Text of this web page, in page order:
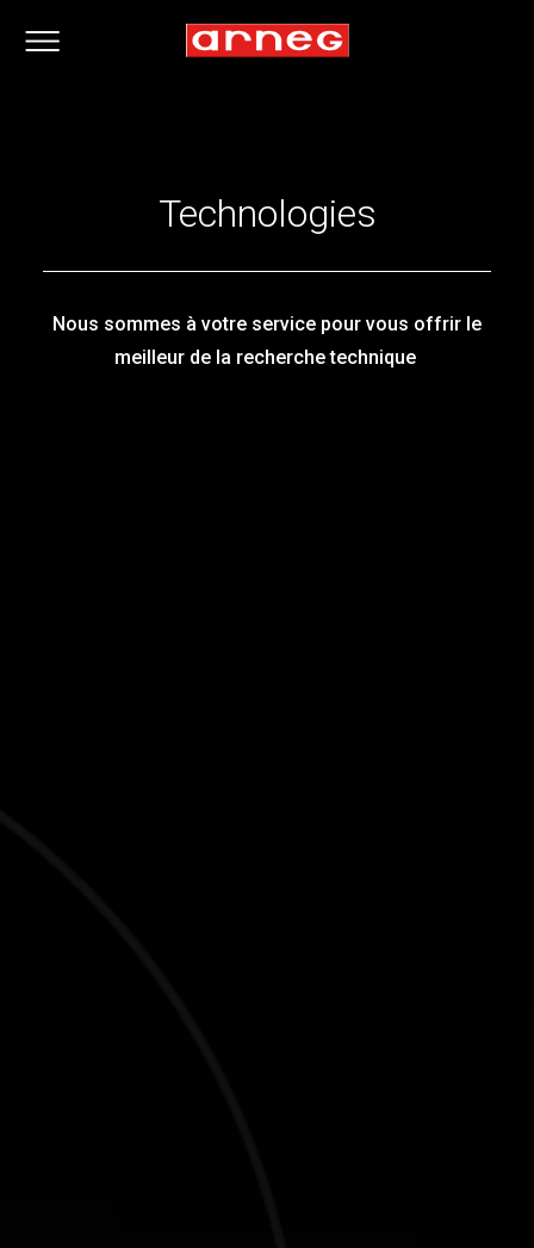
Technologies
Nous sommes à votre service pour vous offrir le
meilleur de la recherche technique